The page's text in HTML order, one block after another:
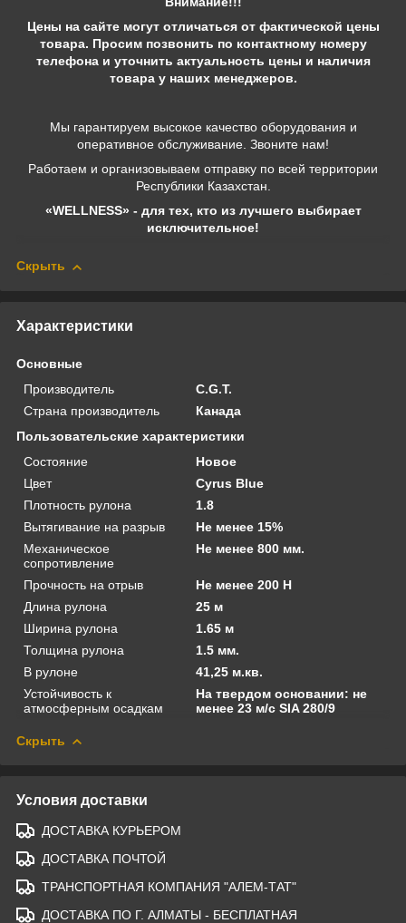
Цены на сайте могут отличаться от фактической цены
товара. Просим позвонить по контактному номеру
телефона и уточнить актуальность цены и наличия
товара у наших менеджеров.
Мы гарантируем высокое качество оборудования и
оперативное обслуживание. Звоните нам!
Работаем и организовываем отправку по всей территории
Республики Казахстан.
«WELLNESS» - для тех, кто из лучшего выбирает
исключительное!
Скрыть
Характеристики
Основные
Производитель
C.G.T.
Страна производитель
Канада
Пользовательские характеристики
Состояние
Новое
Цвет
Cyrus Blue
Плотность рулона
1.8
Вытягивание на разрыв
Не менее 15%
Механическое
сопротивление
Не менее 800 мм.
Прочность на отрыв
Не менее 200 Н
Длина рулона
25 м
Ширина рулона
1.65 м
Толщина рулона
1.5 мм.
В рулоне
41,25 м.кв.
Устойчивость к
атмосферным осадкам
На твердом основании: не
менее 23 м/с SIA 280/9
Скрыть
Условия доставки
ДОСТАВКА КУРЬЕРОМ
ДОСТАВКА ПОЧТОЙ
ТРАНСПОРТНАЯ КОМПАНИЯ "АЛЕМ-ТАТ"
ДОСТАВКА ПО Г. АЛМАТЫ - БЕСПЛАТНАЯ